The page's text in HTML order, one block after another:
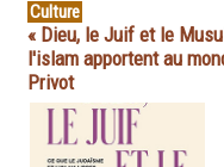
Culture
« Dieu, le Juif et le
l'islam apportent au
Privot